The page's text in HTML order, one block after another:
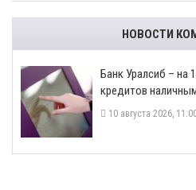
НОВОСТИ
Банк Уралсиб – на
кредитов
10 августа 2026,